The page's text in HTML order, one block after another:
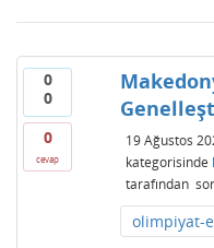
0
0
0
cevap
19 Ağustos
kategorisinde
tarafından
olimpiyat-